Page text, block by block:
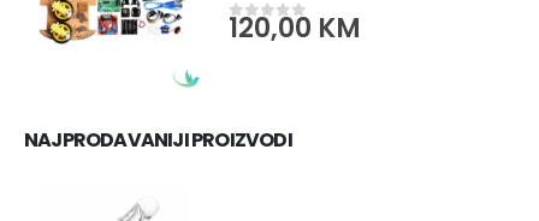
out of 5
120,00 KM
NAJPRODAVANIJI PROIZVODI